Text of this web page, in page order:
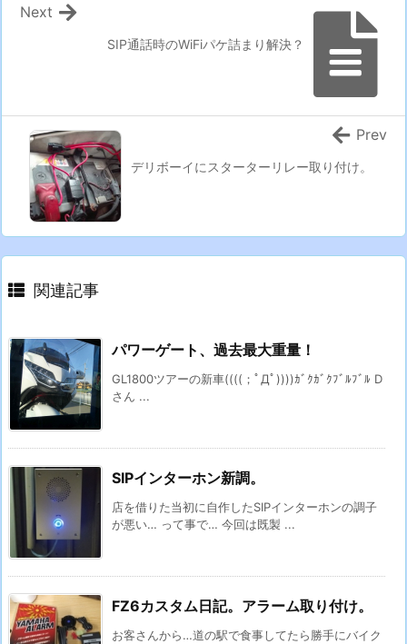
SIP通話時のWiFiパケ詰まり解決？
Next
デリボーイにスターターリレー取り付け。
Prev
関連記事
パワーゲート、過去最大重量！
GL1800ツアーの新車((((；ﾟДﾟ))))ｶﾞｸｶﾞｸﾌﾞﾙﾌﾞﾙ D
さん ...
SIPインターホン新調。
店を借りた当初に自作したSIPインターホンの調子
が悪い… って事で… 今回は既製 ...
FZ6カスタム日記。アラーム取り付け。
お客さんから…道の駅で食事してたら勝手にバイク